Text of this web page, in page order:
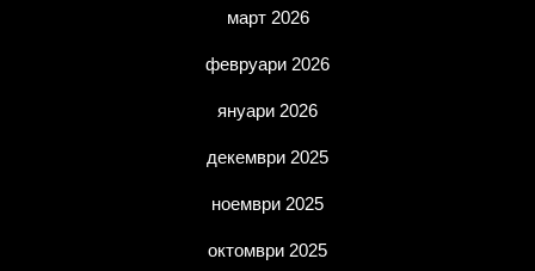
март 2026
февруари 2026
януари 2026
декември 2025
ноември 2025
октомври 2025